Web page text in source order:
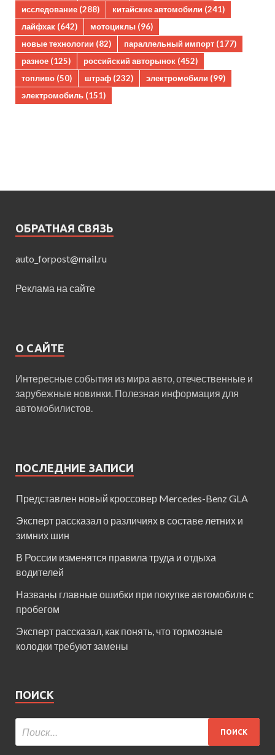
исследование (288) китайские автомобили (241)
лайфхак (642) мотоциклы (96)
новые технологии (82) параллельный импорт (177)
разное (125) российский авторынок (452)
топливо (50) штраф (232) электромобили (99)
электромобиль (151)
ОБРАТНАЯ СВЯЗЬ
auto_forpost@mail.ru
Реклама на сайте
О САЙТЕ
Интересные события из мира авто, отечественные и
зарубежные новинки. Полезная информация для
автомобилистов.
ПОСЛЕДНИЕ ЗАПИСИ
Представлен новый кроссовер Mercedes-Benz GLA
Эксперт рассказал о различиях в составе летних и
зимних шин
В России изменятся правила труда и отдыха
водителей
Названы главные ошибки при покупке автомобиля с
пробегом
Эксперт рассказал, как понять, что тормозные
колодки требуют замены
ПОИСК